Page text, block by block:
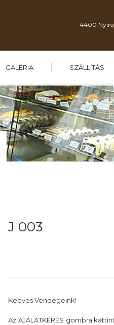
4400
GALÉRIA SZÁLLÍTÁS
J 003
Kedves Vendégeink!
Az AJÁLATKÉRÉS gombra